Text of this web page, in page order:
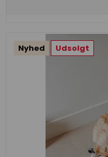
Nyhed Udsolgt